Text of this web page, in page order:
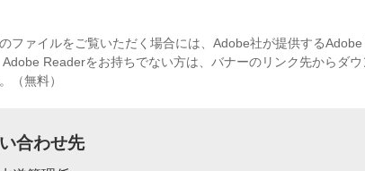
ファイルをご覧いただく場合には、Adobe社が提供する
Adobe Readerをお持ちでない方は、バナーのリンク先からダウ
（無料）
合わせ先